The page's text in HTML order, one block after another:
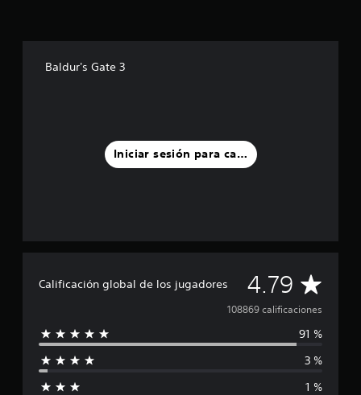
Baldur's Gate 3
Iniciar sesión para calificar
Calificación global de los jugadores 4.79 C
a
l
108869 calificaciones
91 %
3 %
1 %